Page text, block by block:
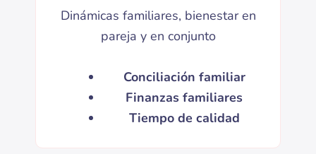
Dinámicas familiares, bienestar en
pareja y en conjunto
Conciliación familiar
Finanzas familiares
Tiempo de calidad